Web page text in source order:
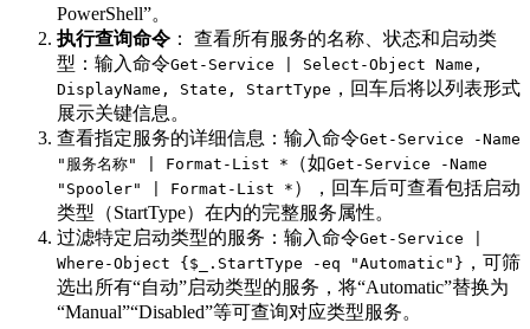
PowerShell”。
执行查询命令 ： 查看所有服务的名称、状态和启动类
型：输入命令Get-Service | Select-Object Name,
DisplayName, State, StartType ，回车后将以列表形式
展示关键信息。
查看指定服务的详细信息：输入命令Get-Service -Name
"服务名称" | Format-List *
（如Get-Service -Name
"Spooler" | Format-List * ），回车后可查看包括启动
类型（StartType）在内的完整服务属性。
过滤特定启动类型的服务：输入命令Get-Service |
Where-Object {$_.StartType -eq "Automatic"} ，可筛
选出所有“自动”启动类型的服务，将“Automatic”替换为
“Manual”“Disabled”等可查询对应类型服务。